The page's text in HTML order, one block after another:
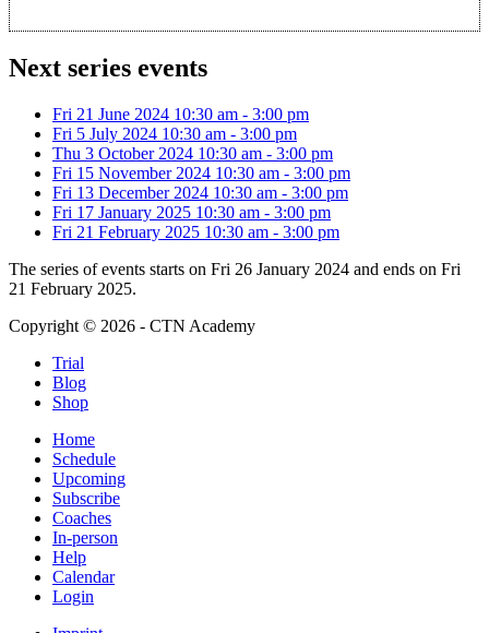
Next series events
Fri 21 June 2024 10:30 am - 3:00 pm
Fri 5 July 2024 10:30 am - 3:00 pm
Thu 3 October 2024 10:30 am - 3:00 pm
Fri 15 November 2024 10:30 am - 3:00 pm
Fri 13 December 2024 10:30 am - 3:00 pm
Fri 17 January 2025 10:30 am - 3:00 pm
Fri 21 February 2025 10:30 am - 3:00 pm
The series of events starts on Fri 26 January 2024 and ends on Fri
21 February 2025.
Copyright © 2026 - CTN Academy
Trial
Blog
Shop
Home
Schedule
Upcoming
Subscribe
Coaches
In-person
Help
Calendar
Login